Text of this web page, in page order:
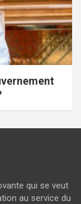
qui se veut
au service du